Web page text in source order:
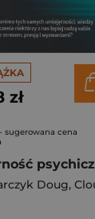
zł
- sugerowana cena
Doug, Clough